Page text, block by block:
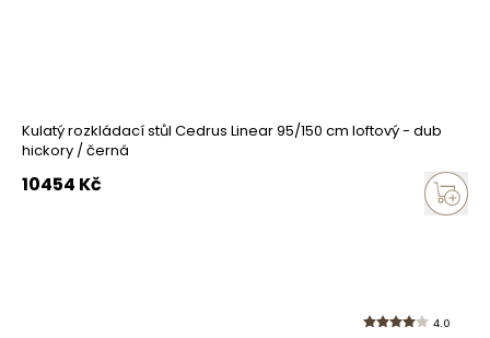
Kulatý rozkládací stůl Cedrus Linear 95/150 cm loftový - dub
hickory / černá
10454 Kč
4.0